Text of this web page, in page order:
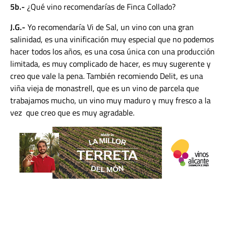
5b.- ¿Qué vino recomendarías de Finca Collado?
J.G.- Yo recomendaría Vi de Sal, un vino con una gran
salinidad, es una vinificación muy especial que no podemos
hacer todos los años, es una cosa única con una producción
limitada, es muy complicado de hacer, es muy sugerente y
creo que vale la pena. También recomiendo Delit, es una
viña vieja de monastrell, que es un vino de parcela que
trabajamos mucho, un vino muy maduro y muy fresco a la
vez que creo que es muy agradable.